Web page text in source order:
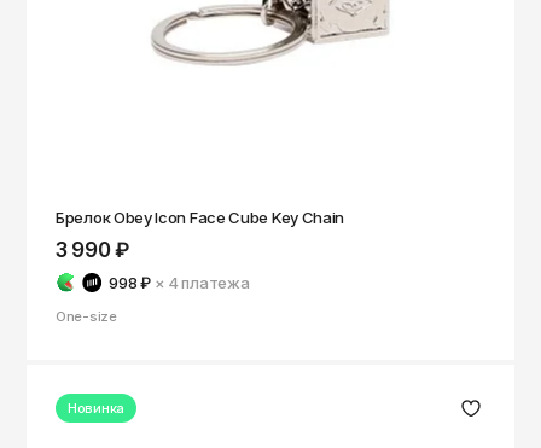
Брелок Obey Icon Face Cube Key Chain
3 990 ₽
998 ₽ × 4платежа
One-size
Новинка